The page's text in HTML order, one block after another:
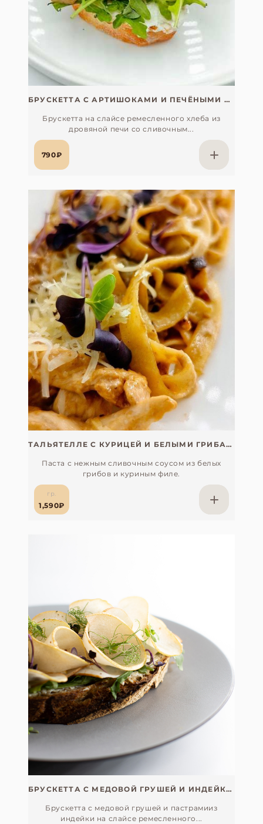
БРУСКЕТТА С АРТИШОКАМИ И ПЕЧЁНЫМИ ТОМАТАМИ
Брускетта на слайсе ремесленного хлеба из
дровяной печи со сливочным...
790₽
ТАЛЬЯТЕЛЛЕ С КУРИЦЕЙ И БЕЛЫМИ ГРИБАМИ
Паста с нежным сливочным соусом из белых
грибов и куриным филе.
гр.
1,590₽
БРУСКЕТТА С МЕДОВОЙ ГРУШЕЙ И ИНДЕЙКОЙ
Брускетта с медовой грушей и пастрамииз
индейки на слайсе ремесленного...